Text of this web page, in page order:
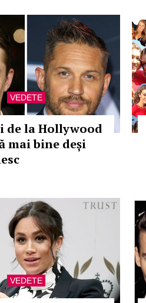
VEDETE
de la Hollywood
mai bine deși
VEDETE